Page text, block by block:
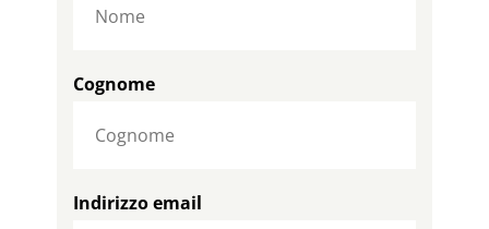
Cognome
Indirizzo email